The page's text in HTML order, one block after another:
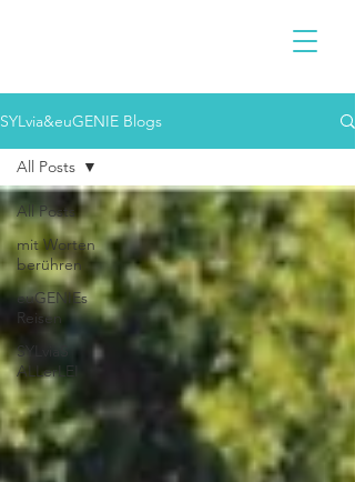
SYLvia&euGENIE Blogs
All Posts
mit Worten
berühren
euGENIEs
Reisen
SYLviaS
ALLerLEI
All Posts